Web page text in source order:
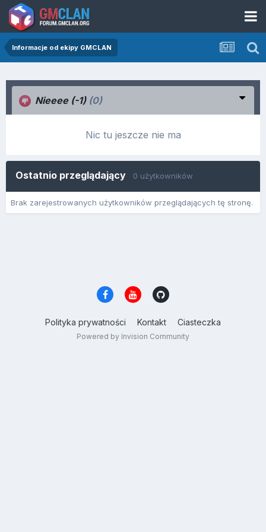
Informacje od ekipy GMCLAN
Nieeee (-1) (0)
Nic tu jeszcze nie ma
Ostatnio przeglądający 0 użytkowników
Brak zarejestrowanych użytkowników przeglądających tę stronę.
Polityka prywatności Kontakt Ciasteczka
Powered by Invision Community